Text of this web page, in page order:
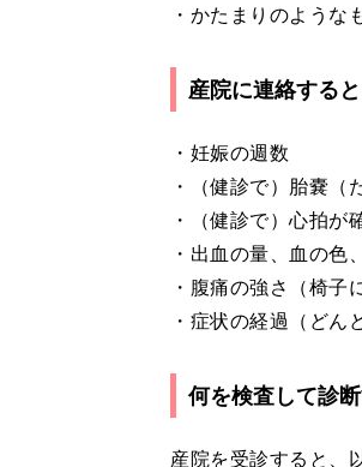
・かたまりのような
産院に連絡する
・妊娠の週数
・（健診で）胎嚢（
・（健診で）心拍が
・出血の量、血の色
・腹痛の強さ（椅子
・症状の経過（どん
何を検査して診
産院を受診すると、